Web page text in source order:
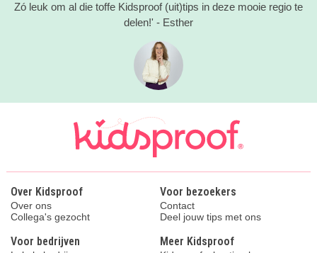
Zó leuk om al die toffe Kidsproof (uit)tips in deze mooie regio te
delen!' - Esther
Over Kidsproof
Over ons
Collega's gezocht
Voor bezoekers
Contact
Deel jouw tips met ons
Voor bedrijven Meer Kidsproof